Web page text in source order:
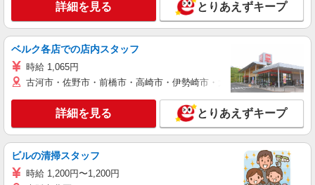
詳細を見る とりあえずキープ
ベルク各店での店内スタッフ
時給 1,065円
古河市・佐野市・前橋市・高崎市・伊勢崎市・太田市・館林市・藤
詳細を見る とりあえずキープ
ビルの清掃スタッフ
時給 1,200円〜1,200円